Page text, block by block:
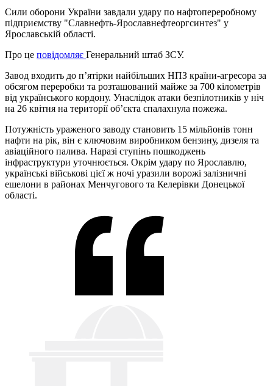
Сили оборони України завдали удару по нафтопереробному
підприємству "Славнефть-Ярославнефтеоргсинтез" у
Ярославській області.
Про це повідомляє Генеральний штаб ЗСУ.
Завод входить до п’ятірки найбільших НПЗ країни-агресора за
обсягом переробки та розташований майже за 700 кілометрів
від українського кордону. Унаслідок атаки безпілотників у ніч
на 26 квітня на території об’єкта спалахнула пожежа.
Потужність ураженого заводу становить 15 мільйонів тонн
нафти на рік, він є ключовим виробником бензину, дизеля та
авіаційного палива. Наразі ступінь пошкоджень
інфраструктури уточнюється. Окрім удару по Ярославлю,
українські військові цієї ж ночі уразили ворожі залізничні
ешелони в районах Менчугового та Келерівки Донецької
області.